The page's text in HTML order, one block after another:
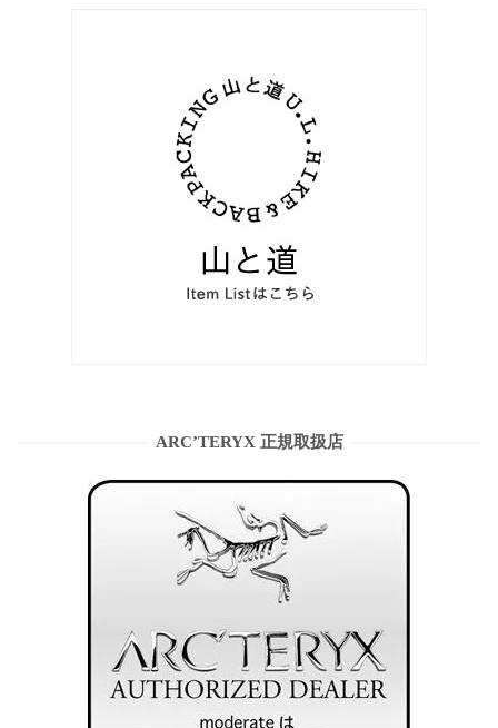
ARC’TERYX 正規取扱店